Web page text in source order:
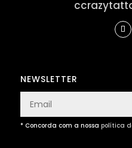
NEWSLETTER
* Concorda com a nossa política